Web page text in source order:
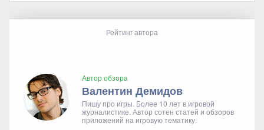
Рейтинг автора
Автор обзора
Валентин Демидов
Пишу про игры. Более 10 лет в игровой
журналистике. Автор сотен статей и обзоров
приложений на игровую тематику.